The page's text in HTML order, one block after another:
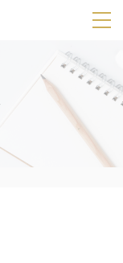
SPメニ
ー
展
用
ボ